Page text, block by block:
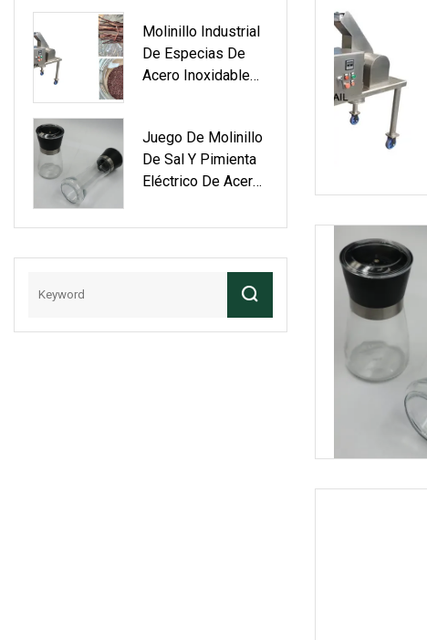
Para Hojas De
Chile Y Chile
Molinillo Industrial
De Especias De
Acero Inoxidable
Certificación CE
Juego De Molinillo
De Sal Y Pimienta
Eléctrico De Acero
De Pimienta
Especias Eléctrico